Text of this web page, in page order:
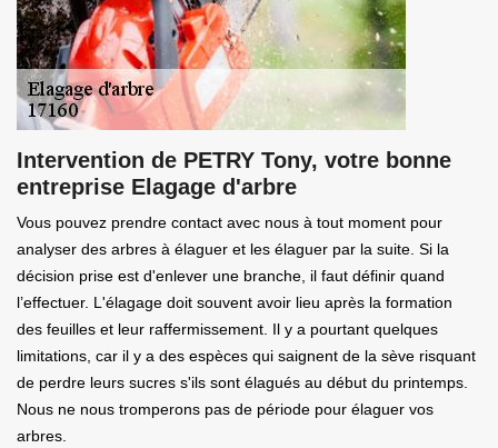
Intervention de PETRY Tony, votre bonne
entreprise Elagage d'arbre
Vous pouvez prendre contact avec nous à tout moment pour
analyser des arbres à élaguer et les élaguer par la suite. Si la
décision prise est d'enlever une branche, il faut définir quand
l’effectuer. L'élagage doit souvent avoir lieu après la formation
des feuilles et leur raffermissement. Il y a pourtant quelques
limitations, car il y a des espèces qui saignent de la sève risquant
de perdre leurs sucres s'ils sont élagués au début du printemps.
Nous ne nous tromperons pas de période pour élaguer vos
arbres.